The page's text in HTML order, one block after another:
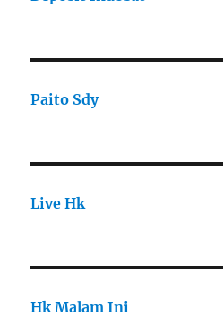
Paito Sdy
Live Hk
Hk Malam Ini